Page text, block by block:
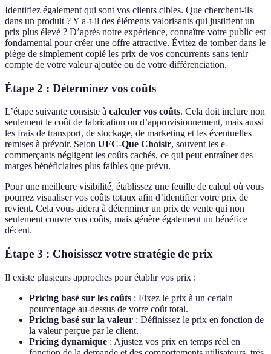
Identifiez également qui sont vos clients cibles. Que cherchent-ils
dans un produit ? Y a-t-il des éléments valorisants qui justifient un
prix plus élevé ? D’après notre expérience, connaître votre public est
fondamental pour créer une offre attractive. Évitez de tomber dans le
piège de simplement copié les prix de vos concurrents sans tenir
compte de votre valeur ajoutée ou de votre différenciation.
Étape 2 : Déterminez vos coûts
L’étape suivante consiste à calculer vos coûts. Cela doit inclure non
seulement le coût de fabrication ou d’approvisionnement, mais aussi
les frais de transport, de stockage, de marketing et les éventuelles
remises à prévoir. Selon UFC-Que Choisir, souvent les e-
commerçants négligent les coûts cachés, ce qui peut entraîner des
marges bénéficiaires plus faibles que prévu.
Pour une meilleure visibilité, établissez une feuille de calcul où vous
pourrez visualiser vos coûts totaux afin d’identifier votre prix de
revient. Cela vous aidera à déterminer un prix de vente qui non
seulement couvre vos coûts, mais génère également un bénéfice
décent.
Étape 3 : Choisissez votre stratégie de prix
Il existe plusieurs approches pour établir vos prix :
Pricing basé sur les coûts : Fixez le prix à un certain
pourcentage au-dessus de votre coût total.
Pricing basé sur la valeur : Définissez le prix en fonction de
la valeur perçue par le client.
Pricing dynamique : Ajustez vos prix en temps réel en